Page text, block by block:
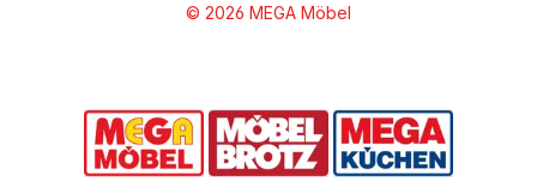
© 2026 MEGA Möbel